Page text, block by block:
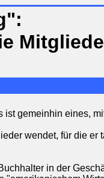
gemeinhin eines,
wendet, für die er
in der